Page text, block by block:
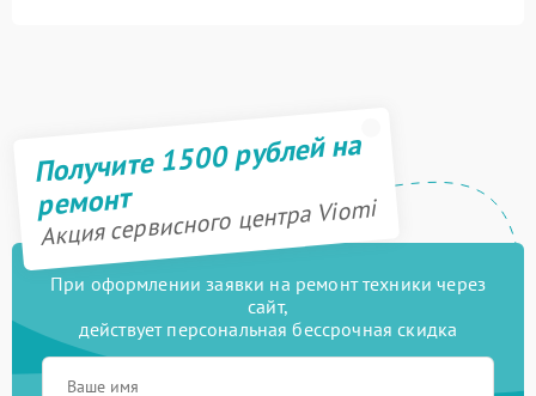
Получите 1500 рублей на
ремонт
Акция сервисного центра Viomi
При оформлении заявки на ремонт техники через
сайт,
действует персональная бессрочная скидка